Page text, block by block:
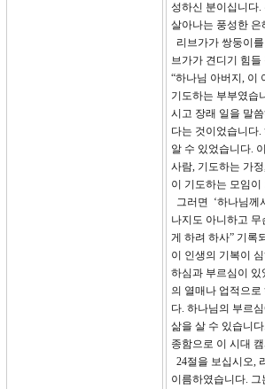
성하신 분이십니다.
살아나는 풍성한 은
리브가가 쌍둥이
브가가 견디기 힘
“하나님 아버지, 이
기도하는 부부였습
시고 장래 일을 말
다는 것이었습니다
알 수 있었습니다.
사람, 기도하는 가
이 기도하는 모임
그러면 ‘하나님께
나지도 아니하고
게 하려 하사” 기록
이 인생의 기복이
하심과 부르심이
의 열매나 업적으
다. 하나님의 부르
삶을 살 수 있습니
종함으로 이 시대
24절을 보십시오,
이름하였습니다.